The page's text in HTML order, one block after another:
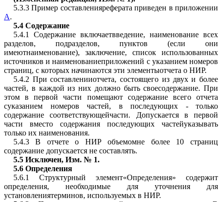
5.3.3 Пример составленияреферата приведен в приложении
А.
5.4 Содержание
5.4.1 Содержание включаетвведение, наименование всех
разделов, подразделов, пунктов (если они
имеютнаименование), заключение, список использованных
источников и наименованиеприложений с указанием номеров
страниц, с которых начинаются эти элементыотчета о НИР.
5.4.2 При составленииотчета, состоящего из двух и более
частей, в каждой из них должно быть своесодержание. При
этом в первой части помещают содержание всего отчета
суказанием номеров частей, в последующих - только
содержание соответствующейчасти. Допускается в первой
части вместо содержания последующих частейуказывать
только их наименования.
5.4.3 В отчете о НИР объемомне более 10 страниц
содержание допускается не составлять.
5.5 Исключен, Изм. № 1.
5.6 Определения
5.6.1 Структурный элемент«Определения» содержит
определения, необходимые для уточнения для
установлениятерминов, используемых в НИР.